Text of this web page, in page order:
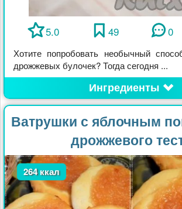
5.0 49 0
Хотите попробовать необычный
дрожжевых булочек? Тогда сегодня ...
Ингредиенты
Ватрушки с яблочным
дрожжевого
264 ккал